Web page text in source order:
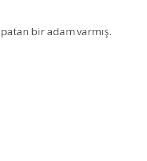
bir adam varmış.